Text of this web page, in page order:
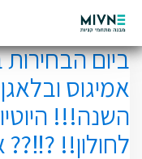
המתחמים שלנו
ביום
אמיגוס
השנה!!!
לחולון!!